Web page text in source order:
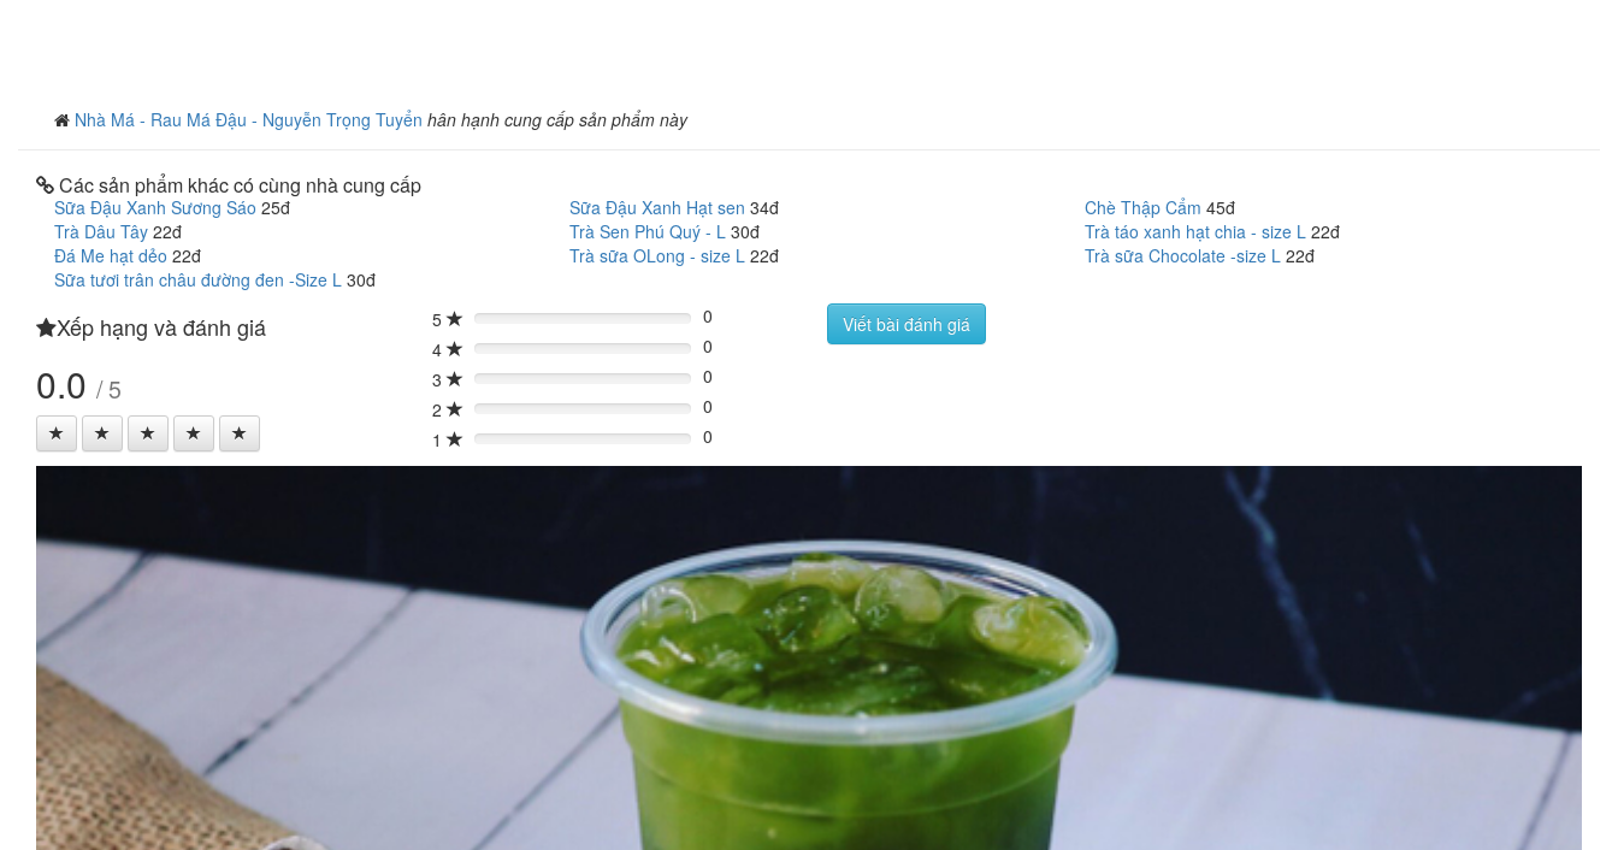
Nhà Má - Rau Má Đậu - Nguyễn Trọng Tuyển hân hạnh cung cấp sản phẩm này
Các sản phẩm khác có cùng nhà cung cấp
Sữa Đậu Xanh Sương Sáo 25đ Sữa Đậu Xanh Hạt sen 34đ Chè Thập Cẩm 45đ
Trà Dâu Tây 22đ Trà Sen Phú Quý - L 30đ Trà táo xanh hạt chia - size L 22đ
Đá Me hạt dẻo 22đ Trà sữa OLong - size L 22đ Trà sữa Chocolate -size L 22đ
Sữa tươi trân châu đường đen -Size L 30đ
Xếp hạng và đánh giá
0.0 / 5
5 0%
0
4
0%
0
3
0%
0
2
0%
0
1
0% 0
Viết bài đánh giá